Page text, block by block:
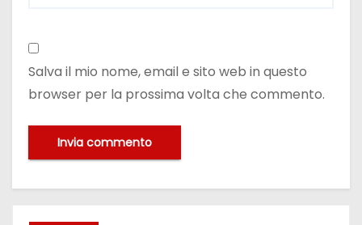
Salva il mio nome, email e sito web in questo
browser per la prossima volta che commento.